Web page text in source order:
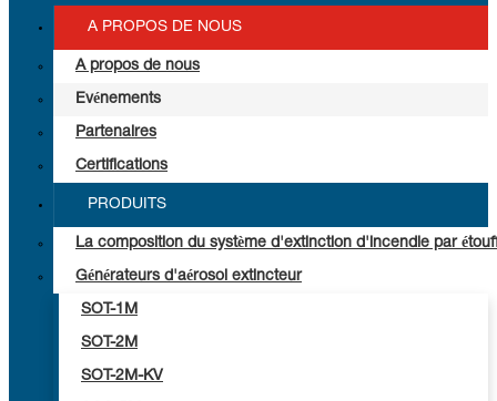
A PROPOS DE NOUS
A propos de nous
Evénements
Partenaires
Certifications
PRODUITS
La composition du système d'extinction d'incendie par
Générateurs d'aérosol extincteur
SOT-1M
SOT-2M
SOT-2M-KV